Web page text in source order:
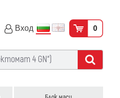
Вход 0